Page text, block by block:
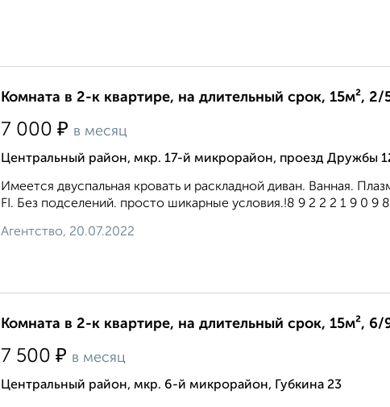
Комната в 2-к квартире, на длительный срок, 15м², 2/
7 000 ₽ в месяц
Центральный район, мкр. 17-й микрорайон, проезд Дружбы
Имеется двуспальная кровать и раскладной диван. Ванная.
FI. Без подселений. просто шикарные условия.!8 9 2 2 2 1 9 0 9
Агентство, 20.07.2022
Комната в 2-к квартире, на длительный срок, 15м², 6/
7 500 ₽ в месяц
Центральный район, мкр. 6-й микрорайон, Губкина 23